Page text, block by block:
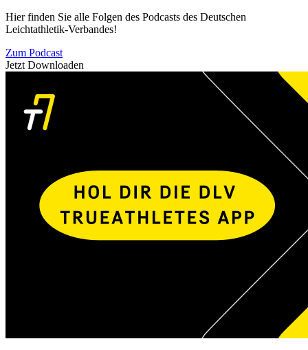
Hier finden Sie alle Folgen des Podcasts des Deutschen
Leichtathletik-Verbandes!
Zum Podcast
Jetzt Downloaden